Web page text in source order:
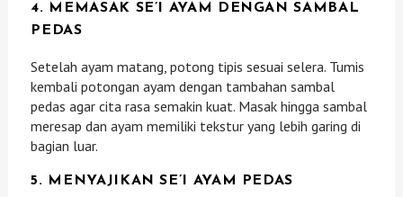
4. MEMASAK SE’I AYAM DENGAN SAMBAL
PEDAS
Setelah ayam matang, potong tipis sesuai selera. Tumis
kembali potongan ayam dengan tambahan sambal
pedas agar cita rasa semakin kuat. Masak hingga sambal
meresap dan ayam memiliki tekstur yang lebih garing di
bagian luar.
5. MENYAJIKAN SE’I AYAM PEDAS